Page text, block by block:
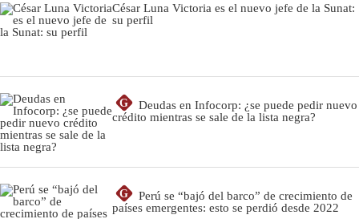
César Luna Victoria es el nuevo jefe de la Sunat:
su perfil
G
Deudas en Infocorp: ¿se puede pedir nuevo
crédito mientras se sale de la lista negra?
G
Perú se “bajó del barco” de crecimiento de
países emergentes: esto se perdió desde 2022